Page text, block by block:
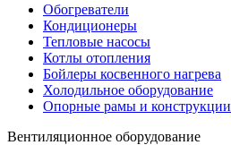
Обогреватели
Кондиционеры
Тепловые насосы
Котлы отопления
Бойлеры косвенного нагрева
Холодильное оборудование
Опорные рамы и конструкции
Вентиляционное оборудование